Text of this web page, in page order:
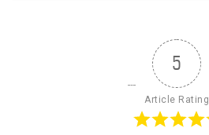
5
Article Rating